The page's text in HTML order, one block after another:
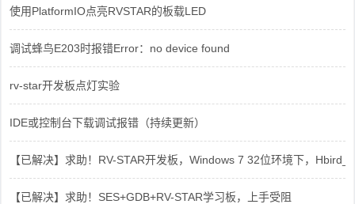
使用PlatformIO点亮RVSTAR的板载LED
调试蜂鸟E203时报错Error：no device found
rv-star开发板点灯实验
IDE或控制台下载调试报错（持续更新）
【已解决】求助！RV-STAR开发板，Windows 7 32位环境下，
【已解决】求助！SES+GDB+RV-STAR学习板，上手受阻